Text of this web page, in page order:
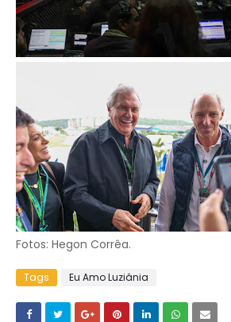
Fotos: Hegon Corrêa.
Tags Eu Amo Luziânia